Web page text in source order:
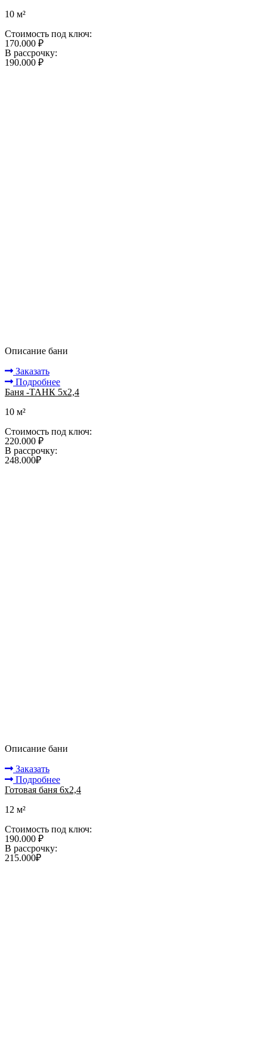
10 м²
Стоимость под ключ:
170.000 ₽
В рассрочку:
190.000 ₽
Описание бани
Заказать
Подробнее
Баня -ТАНК 5х2,4
10 м²
Стоимость под ключ:
220.000 ₽
В рассрочку:
248.000₽
Описание бани
Заказать
Подробнее
Готовая баня 6х2,4
12 м²
Стоимость под ключ:
190.000 ₽
В рассрочку:
215.000₽